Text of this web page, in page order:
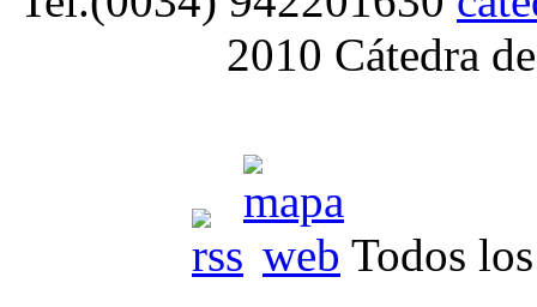
2010 Cátedra
Todos